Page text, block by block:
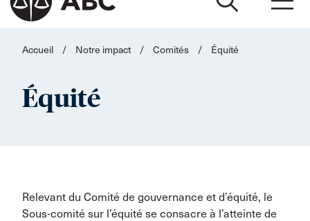
Accueil / Notre impact / Comités / Équité
Équité
Relevant du Comité de gouvernance et d’équité, le
Sous-comité sur l’équité se consacre à l’atteinte de